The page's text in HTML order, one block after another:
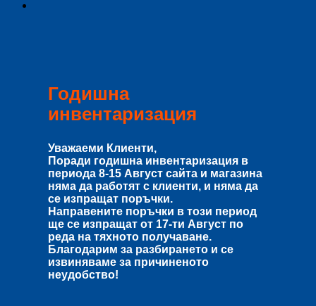
Годишна
инвентаризация
Уважаеми Клиенти,
Поради годишна инвентаризация в
периода 8-15 Август сайта и магазина
няма да работят с клиенти, и няма да
се изпращат поръчки.
Направените поръчки в този период
ще се изпращат от 17-ти Август по
реда на тяхното получаване.
Благодарим за разбирането и се
извиняваме за причиненото
неудобство!